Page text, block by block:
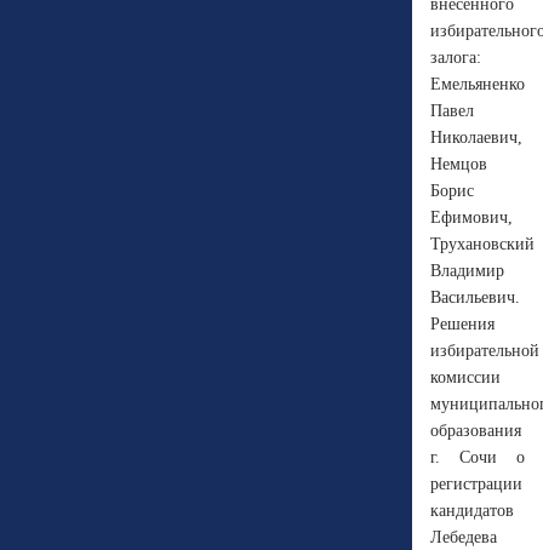
внесенного
залога:
Емельяненко
Павел
Николаевич,
Немцов
Борис
Ефимович,
Трухановский
Владимир
Васильевич.
Решения
избирательной
комиссии
образования
г. Сочи о
регистрации
кандидатов
Лебедева